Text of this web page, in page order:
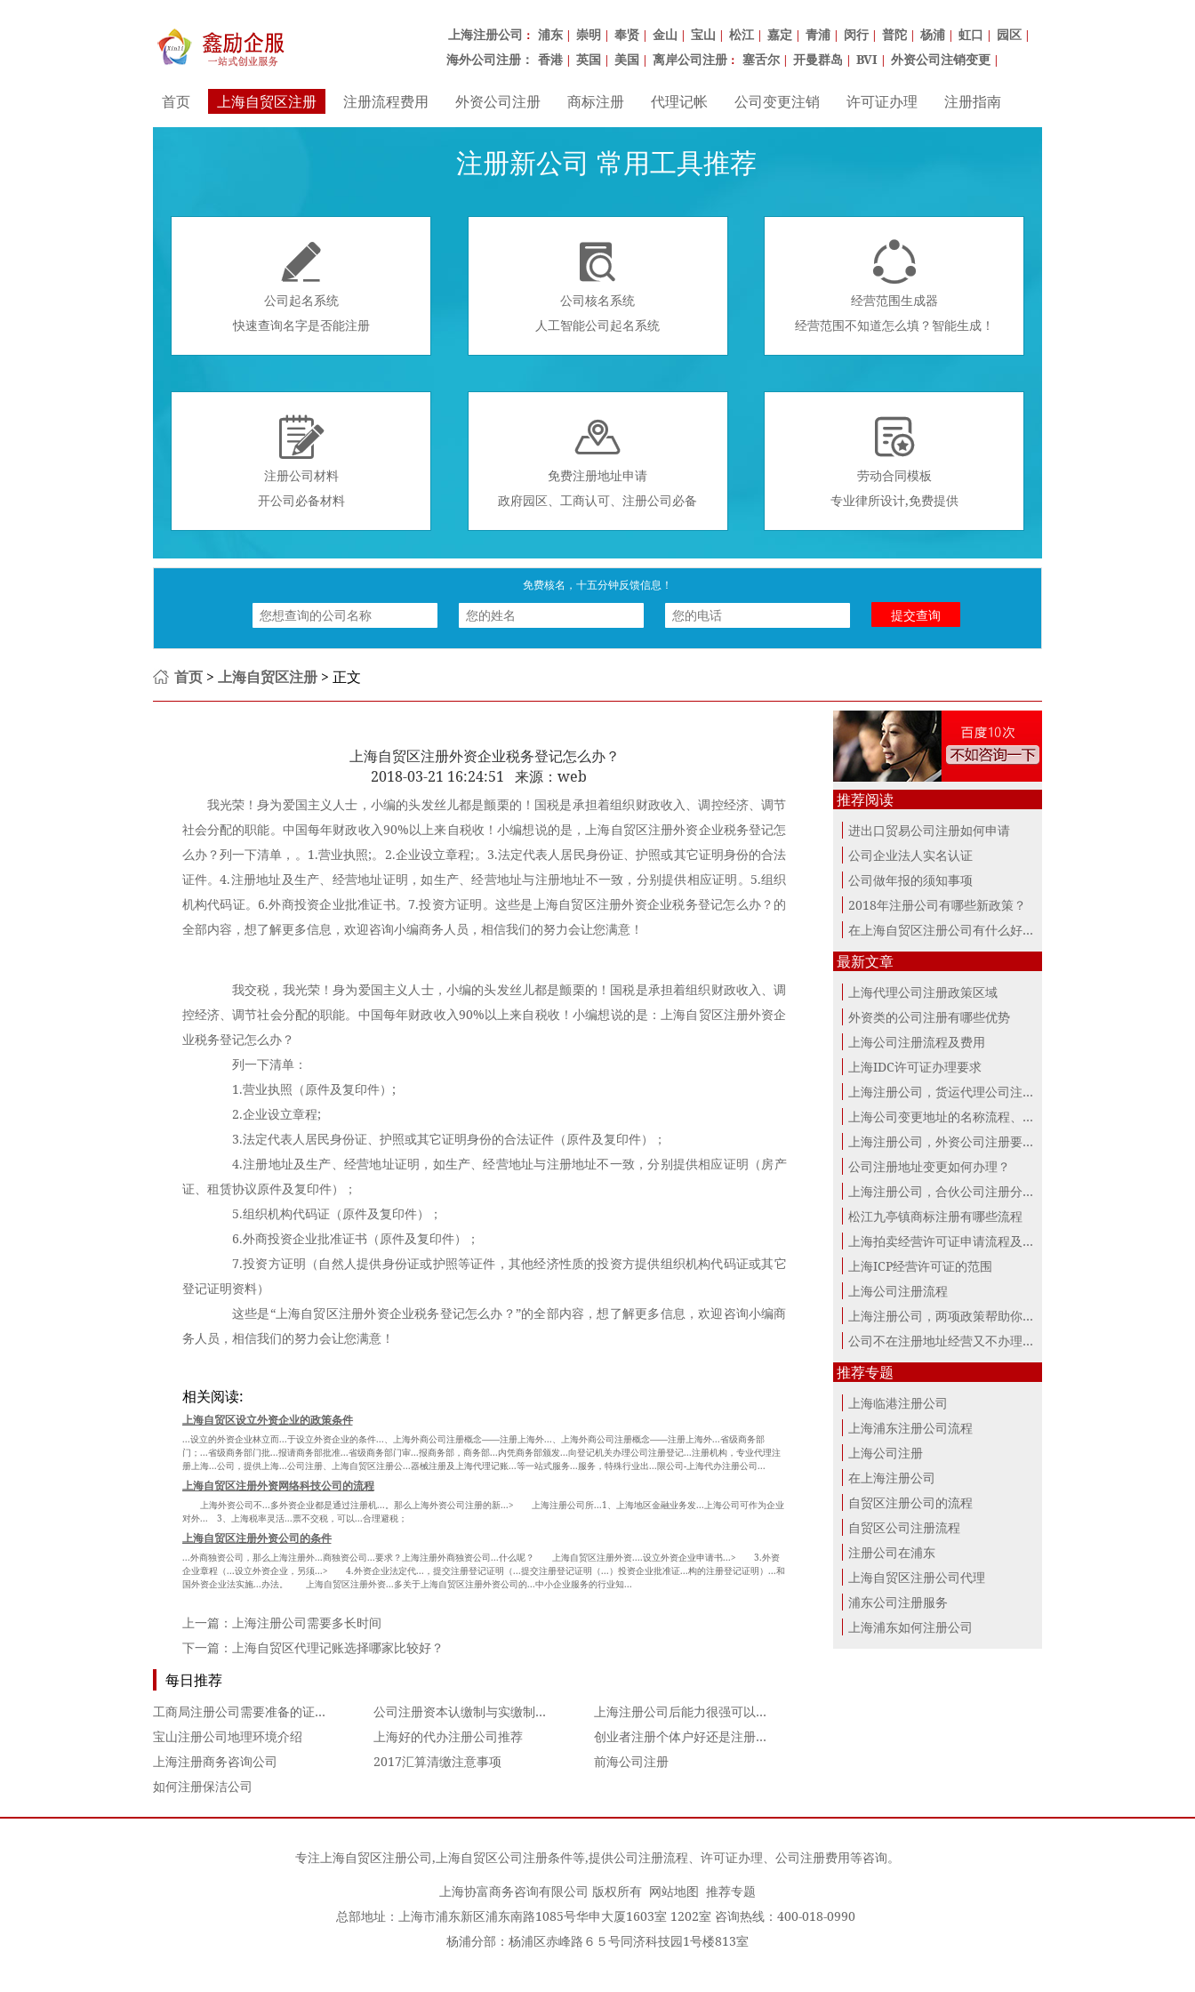
上海注册公司 ： 浦东 | 崇明 | 奉贤 | 金山 | 宝山 | 松江 | 嘉定 | 青浦 | 闵行 | 普陀 | 杨浦 | 虹口 | 园区 |
海外公司注册： 香港 | 英国 | 美国 | 离岸公司注册 ： 塞舌尔 | 开曼群岛 | BVI | 外资公司注销变更 |
首页 上海自贸区注册 注册流程费用 外资公司注册 商标注册 代理记帐 公司变更注销 许可证办理 注册指南
注册新公司 常用工具推荐

公司起名系统
快速查询名字是否能注册

公司核名系统
人工智能公司起名系统

经营范围生成器
经营范围不知道怎么填？智能生成！

注册公司材料
开公司必备材料

免费注册地址申请
政府园区、工商认可、注册公司必备

劳动合同模板
专业律所设计,免费提供
免费核名，十五分钟反馈信息！
首页 > 上海自贸区注册 > 正文
上海自贸区注册外资企业税务登记怎么办？
2018-03-21 16:24:51 来源：web
我光荣！身为爱国主义人士，小编的头发丝儿都是颤栗的！国税是承担着组织财政收入、调控经济、调节
社会分配的职能。中国每年财政收入90%以上来自税收！小编想说的是，上海自贸区注册外资企业税务登记怎
么办？列一下清单，。1.营业执照;。2.企业设立章程;。3.法定代表人居民身份证、护照或其它证明身份的合法
证件。4.注册地址及生产、经营地址证明，如生产、经营地址与注册地址不一致，分别提供相应证明。5.组织
机构代码证。6.外商投资企业批准证书。7.投资方证明。这些是上海自贸区注册外资企业税务登记怎么办？的
全部内容，想了解更多信息，欢迎咨询小编商务人员，相信我们的努力会让您满意！
我交税，我光荣！身为爱国主义人士，小编的头发丝儿都是颤栗的！国税是承担着组织财政收入、调
控经济、调节社会分配的职能。中国每年财政收入90%以上来自税收！小编想说的是：上海自贸区注册外资企
业税务登记怎么办？
列一下清单：
1.营业执照（原件及复印件）;
2.企业设立章程;
3.法定代表人居民身份证、护照或其它证明身份的合法证件（原件及复印件）；
4.注册地址及生产、经营地址证明，如生产、经营地址与注册地址不一致，分别提供相应证明（房产
证、租赁协议原件及复印件）；
5.组织机构代码证（原件及复印件）；
6.外商投资企业批准证书（原件及复印件）；
7.投资方证明（自然人提供身份证或护照等证件，其他经济性质的投资方提供组织机构代码证或其它
登记证明资料）
这些是“上海自贸区注册外资企业税务登记怎么办？”的全部内容，想了解更多信息，欢迎咨询小编商
务人员，相信我们的努力会让您满意！
相关阅读:
上海自贸区设立外资企业的政策条件
...设立的外资企业林立而...于设立外资企业的条件...、上海外商公司注册概念——注册上海外...、上海外商公司注册概念——注册上海外...省级商务部
门；...省级商务部门批...报请商务部批准...省级商务部门审...报商务部，商务部...内凭商务部颁发...向登记机关办理公司注册登记...注册机构，专业代理注
册上海...公司，提供上海...公司注册、上海自贸区注册公...器械注册及上海代理记账...等一站式服务...服务，特殊行业出...限公司-上海代办注册公司...
上海自贸区注册外资网络科技公司的流程
上海外资公司不...多外资企业都是通过注册机...。那么上海外资公司注册的新...> 上海注册公司所...1、上海地区金融业务发...上海公司可作为企业
对外... 3、上海税率灵活...票不交税，可以...合理避税；
上海自贸区注册外资公司的条件
...外商独资公司，那么上海注册外...商独资公司...要求？上海注册外商独资公司...什么呢？ 上海自贸区注册外资....设立外资企业申请书...> 3.外资
企业章程（...设立外资企业，另须...> 4.外资企业法定代...，提交注册登记证明（...提交注册登记证明（...）投资企业批准证...构的注册登记证明）...和
国外资企业法实施...办法。 上海自贸区注册外资...多关于上海自贸区注册外资公司的...中小企业服务的行业知...
上一篇： 上海注册公司需要多长时间
下一篇： 上海自贸区代理记账选择哪家比较好？
每日推荐
工商局注册公司需要准备的证件材料 公司注册资本认缴制与实缴制的区别
上海注册公司后能力很强可以终身担任公司的董事吗？
宝山注册公司地理环境介绍
上海好的代办注册公司推荐
创业者注册个体户好还是注册公司好？
上海注册商务咨询公司
2017汇算清缴注意事项
前海公司注册
如何注册保洁公司
推荐阅读
进出口贸易公司注册如何申请
公司企业法人实名认证
公司做年报的须知事项
2018年注册公司有哪些新政策？
在上海自贸区注册公司有什么好处？
最新文章
上海代理公司注册政策区域
外资类的公司注册有哪些优势
上海公司注册流程及费用
上海IDC许可证办理要求
上海注册公司，货运代理公司注册条件！
上海公司变更地址的名称流程、材料、...
上海注册公司，外资公司注册要点！
公司注册地址变更如何办理？
上海注册公司，合伙公司注册分析！
松江九亭镇商标注册有哪些流程
上海拍卖经营许可证申请流程及材料
上海ICP经营许可证的范围
上海公司注册流程
上海注册公司，两项政策帮助你最大。
公司不在注册地址经营又不办理变更，...
推荐专题
上海临港注册公司
上海浦东注册公司流程
上海公司注册
在上海注册公司
自贸区注册公司的流程
自贸区公司注册流程
注册公司在浦东
上海自贸区注册公司代理
浦东公司注册服务
上海浦东如何注册公司
专注上海自贸区注册公司,上海自贸区公司注册条件等,提供公司注册流程、许可证办理、公司注册费用等咨询。
上海协富商务咨询有限公司 版权所有 网站地图 推荐专题
总部地址：上海市浦东新区浦东南路1085号华申大厦1603室 1202室 咨询热线：400-018-0990
杨浦分部：杨浦区赤峰路６５号同济科技园1号楼813室